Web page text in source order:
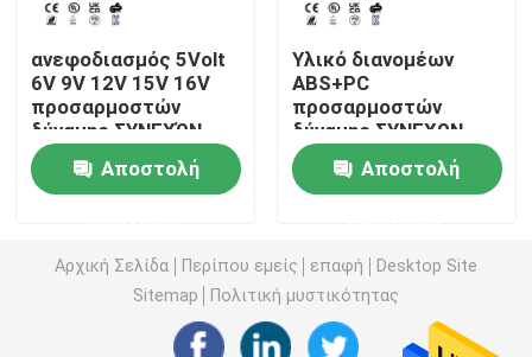
Ο τοίχος τοποθετεί την παροχή ηλεκτρικού
Μεταστρεφόμενη παροχή ηλεκτρικού ρεύματος
προσαρμοστής δύναμης εναλλασσόμενου ρεύματος
ανεφοδιασμός 5Volt
6V 9V 12V 15V 16V
προσαρμοστών
δύναμης ΣΥΝΕΧΏΝ
υπολογιστών
γραφείου
εναλλασσόμενου
Αποστολή
Υλικό διανομέων
ABS+PC
προσαρμοστών
δύναμης ΣΥΝΕΧΩΝ
Jack 12V 2A
υπολογιστών
γραφείου
Αποστολή
Αρχική Σελίδα Περίπου εμείς επαφή
Desktop Site
Sitemap
Πολιτική μυστικότητας